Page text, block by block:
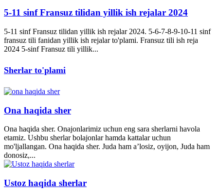
5-11 sinf Fransuz tilidan yillik ish rejalar 2024
5-11 sinf Fransuz tilidan yillik ish rejalar 2024. 5-6-7-8-9-10-11 sinf
fransuz tili fanidan yillik ish rejalar to'plami. Fransuz tili ish reja
2024 5-sinf Fransuz tili yillik...
Sherlar to'plami
Ona haqida sher
Ona haqida sher. Onajonlarimiz uchun eng sara sherlarni havola
etamiz. Ushbu sherlar bolajonlar hamda kattalar uchun
mo'ljallangan. Ona haqida sher. Juda ham a’losiz, oyijon, Juda ham
donosiz,...
Ustoz haqida sherlar